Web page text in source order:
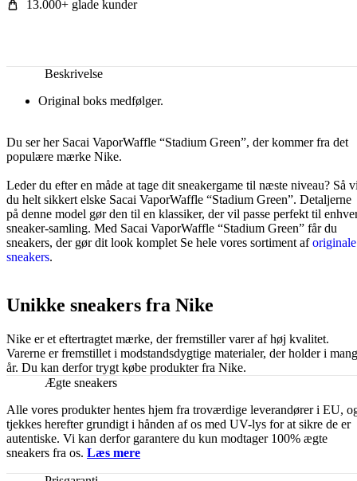
13.000+ glade kunder
Beskrivelse
Original boks medfølger.
Du ser her Sacai VaporWaffle “Stadium Green”, der kommer fra det
populære mærke Nike.
Leder du efter en måde at tage dit sneakergame til næste niveau? Så
du helt sikkert elske Sacai VaporWaffle “Stadium Green”. Detaljerne
på denne model gør den til en klassiker, der vil passe perfekt til
sneaker-samling. Med Sacai VaporWaffle “Stadium Green” får du
sneakers, der gør dit look komplet Se hele vores sortiment aforiginale
sneakers.
Unikke sneakers fra Nike
Nike er et eftertragtet mærke, der fremstiller varer af høj kvalitet.
Varerne er fremstillet i modstandsdygtige materialer, der holder i
år. Du kan derfor trygt købe produkter fra Nike.
Ægte sneakers
Alle vores produkter hentes hjem fra troværdige leverandører i EU,
tjekkes herefter grundigt i hånden af os med UV-lys for at sikre de er
autentiske. Vi kan derfor garantere du kun modtager 100% ægte
sneakers fra os. Læs mere